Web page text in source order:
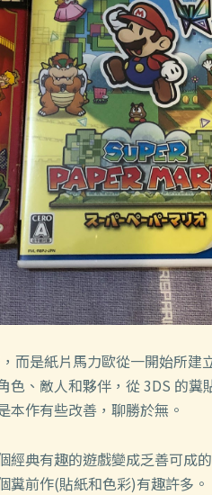
而是紙片馬力歐從一開始所
色、敵人和夥伴，從 3DS 的
本作有些改善，聊勝於無。
經典有趣的遊戲變成乏善可成
糞前作(貼紙和色彩)有趣許多。